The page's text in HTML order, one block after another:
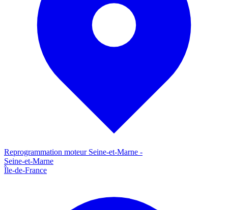
Reprogrammation moteur Seine-et-Marne -
Seine-et-Marne
Île-de-France